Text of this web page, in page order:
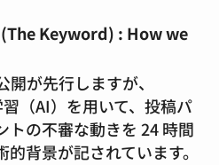
Keyword) : How we
が先行しますが、
（AI）を用いて、投稿パ
トの不審な動きを 24 時間
背景が記されています。